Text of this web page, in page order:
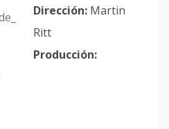
Dirección: Martin
Ritt
Producción: